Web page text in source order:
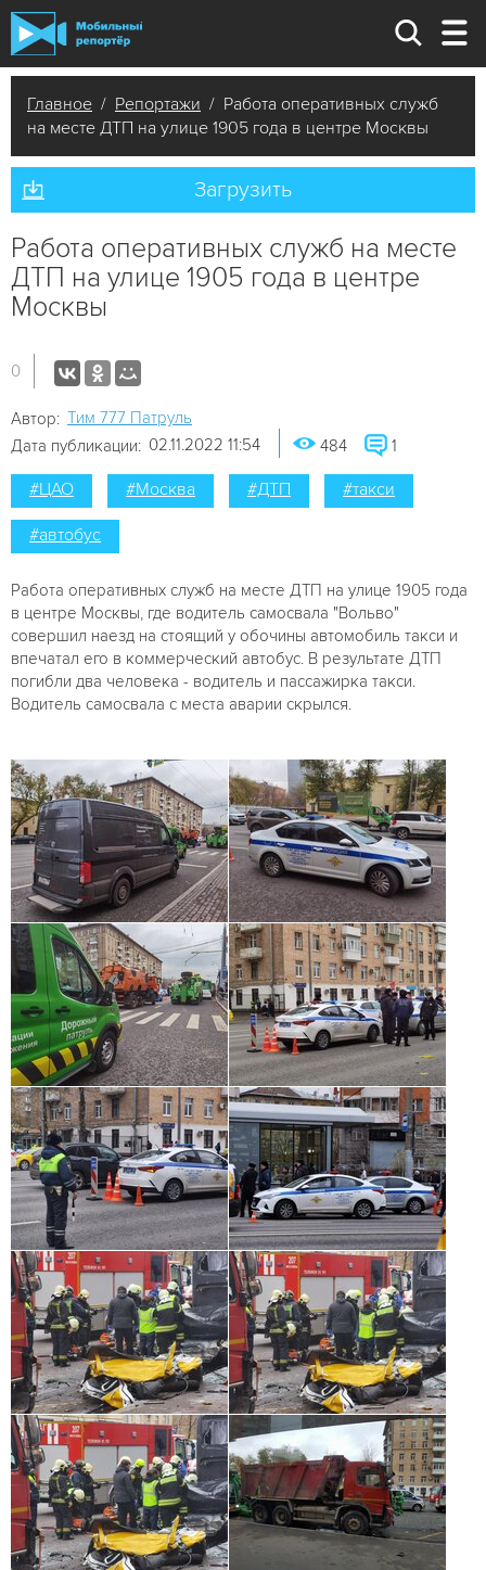
Главное / Репортажи / Работа оперативных служб
на месте ДТП на улице 1905 года в центре Москвы
Загрузить
Работа оперативных служб на месте
ДТП на улице 1905 года в центре
Москвы
0
Автор: Tим 777 Патруль
Дата публикации: 02.11.2022 11:54 484 1
#ЦАО #Москва #ДТП #такси
#автобус
Работа оперативных служб на месте ДТП на улице 1905 года
в центре Москвы, где водитель самосвала "Вольво"
совершил наезд на стоящий у обочины автомобиль такси и
впечатал его в коммерческий автобус. В результате ДТП
погибли два человека - водитель и пассажирка такси.
Водитель самосвала с места аварии скрылся.